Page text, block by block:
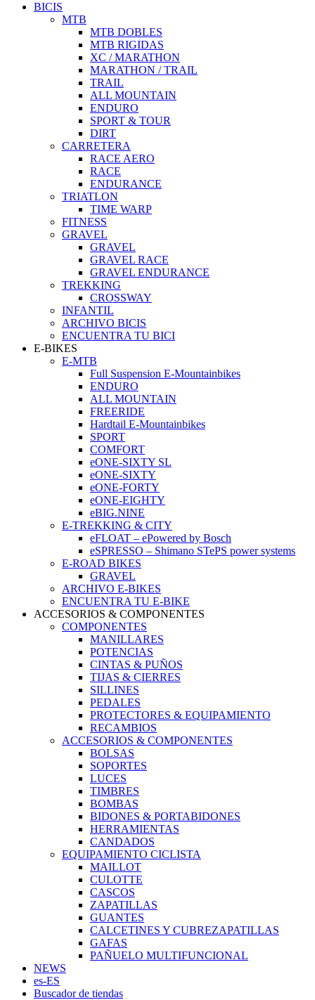
BICIS
MTB
MTB DOBLES
MTB RIGIDAS
XC / MARATHON
MARATHON / TRAIL
TRAIL
ALL MOUNTAIN
ENDURO
SPORT & TOUR
DIRT
CARRETERA
RACE AERO
RACE
ENDURANCE
TRIATLON
TIME WARP
FITNESS
GRAVEL
GRAVEL
GRAVEL RACE
GRAVEL ENDURANCE
TREKKING
CROSSWAY
INFANTIL
ARCHIVO BICIS
ENCUENTRA TU BICI
E-BIKES
E-MTB
Full Suspension E-Mountainbikes
ENDURO
ALL MOUNTAIN
FREERIDE
Hardtail E-Mountainbikes
SPORT
COMFORT
eONE-SIXTY SL
eONE-SIXTY
eONE-FORTY
eONE-EIGHTY
eBIG.NINE
E-TREKKING & CITY
eFLOAT – ePowered by Bosch
eSPRESSO – Shimano STePS power systems
E-ROAD BIKES
GRAVEL
ARCHIVO E-BIKES
ENCUENTRA TU E-BIKE
ACCESORIOS & COMPONENTES
COMPONENTES
MANILLARES
POTENCIAS
CINTAS & PUÑOS
TIJAS & CIERRES
SILLINES
PEDALES
PROTECTORES & EQUIPAMIENTO
RECAMBIOS
ACCESORIOS & COMPONENTES
BOLSAS
SOPORTES
LUCES
TIMBRES
BOMBAS
BIDONES & PORTABIDONES
HERRAMIENTAS
CANDADOS
EQUIPAMIENTO CICLISTA
MAILLOT
CULOTTE
CASCOS
ZAPATILLAS
GUANTES
CALCETINES Y CUBREZAPATILLAS
GAFAS
PAÑUELO MULTIFUNCIONAL
NEWS
es-ES
Buscador de tiendas